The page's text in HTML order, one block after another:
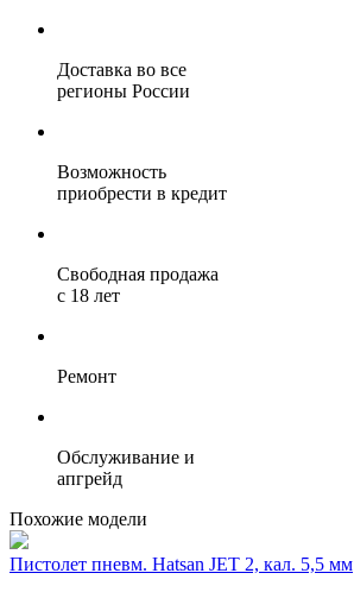
Доставка во все
регионы России
Возможность
приобрести в кредит
Свободная продажа
с 18 лет
Ремонт
Обслуживание и
апгрейд
Похожие модели
Пистолет пневм. Hatsan JET 2, кал. 5,5 мм